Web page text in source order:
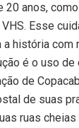
20 anos,
Esse
a história com
é o uso de
de
de suas
ruas